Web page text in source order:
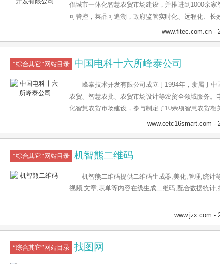
倡城市一体化智慧农贸市场建设，并推进到1000余
可管控，菜品可追溯，政府监管实时化、远程化、长
监管一体化，使消费者跨场买菜无梗阻、商户跨场连
www.fitec.com.cn -
“综合其它”网站目录 中国电科十六所峰泰公司
峰泰技术开发有限公司成立于1994年，隶属于
农贸、智慧农批、农贸市场设计等农贸全领域服务。
化智慧农贸市场建设，参与制定了10余项智慧农贸相
南、华中、西南等四大片区，并推进到1000余家智
化、扁平化、集约化，菜场可感知、可管控，菜品可
www.cetc16smart.com -
“综合其它”网站目录 机智熊二维码
机智熊二维码提供二维码生成器,美化,管理,统计
视频,文章,表单等内容在线生成二维码,配合数据统计
www.jzx.com -
“综合其它”网站目录 找图网